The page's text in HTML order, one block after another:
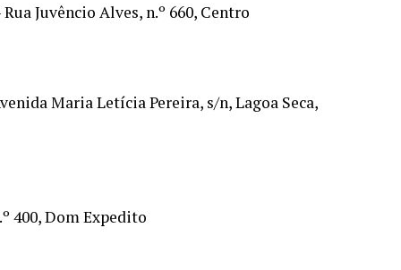
Juvêncio Alves, n.º 660, Centro
Maria Letícia Pereira, s/n, Lagoa Seca,
400, Dom Expedito